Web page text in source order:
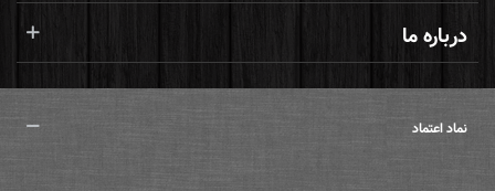
درباره ما
نماد اعتماد